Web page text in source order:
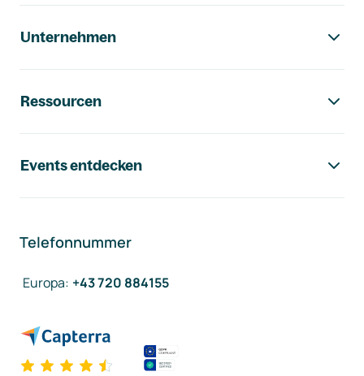
Unternehmen
Ressourcen
Events entdecken
Telefonnummer
Europa: +43 720 884155